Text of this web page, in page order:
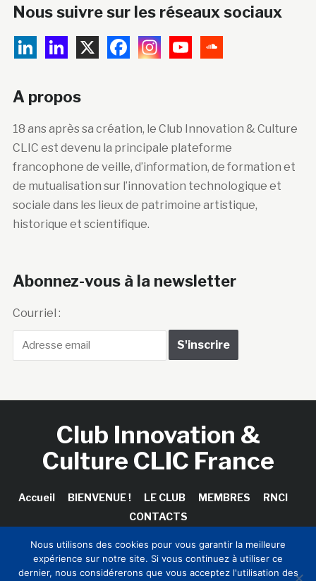
Nous suivre sur les réseaux sociaux
A propos
18 ans après sa création, le Club Innovation & Culture
CLIC est devenu la principale plateforme
francophone de veille, d’information, de formation et
de mutualisation sur l’innovation technologique et
sociale dans les lieux de patrimoine artistique,
historique et scientifique.
Abonnez-vous à la newsletter
Courriel :
Club Innovation &
Culture CLIC France
Accueil BIENVENUE ! LE CLUB MEMBRES
RNCI
CONTACTS
Copyright © 2026 Club Innovation & Culture CLIC France /
Nous utilisons des cookies pour vous garantir la meilleure
expérience sur notre site. Si vous continuez à utiliser ce
dernier, nous considérerons que vous acceptez l'utilisation des